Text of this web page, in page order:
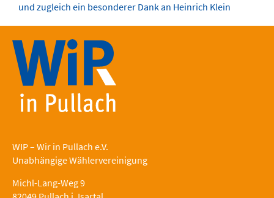
und zugleich ein besonderer Dank an Heinrich Klein
WIP – Wir in Pullach e.V.
Unabhängige Wählervereinigung
Michl-Lang-Weg 9